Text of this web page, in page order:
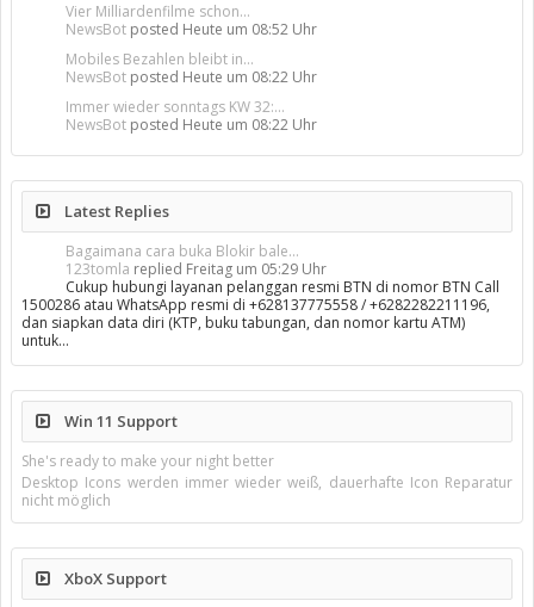
Vier Milliardenfilme schon...
NewsBot posted Heute um 08:52 Uhr
Mobiles Bezahlen bleibt in...
NewsBot posted Heute um 08:22 Uhr
Immer wieder sonntags KW 32:...
NewsBot posted Heute um 08:22 Uhr
Latest Replies
Bagaimana cara buka Blokir bale...
123tomla replied Freitag um 05:29 Uhr
Cukup hubungi layanan pelanggan resmi BTN di nomor BTN Call
1500286 atau WhatsApp resmi di +628137775558 / +6282282211196,
dan siapkan data diri (KTP, buku tabungan, dan nomor kartu ATM)
untuk…
Win 11 Support
She's ready to make your night better
Desktop Icons werden immer wieder weiß, dauerhafte Icon Reparatur
nicht möglich
XboX Support